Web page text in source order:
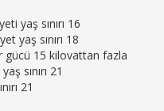
yaş sınırı 16
yaş sınırı 18
gücü 15 kilovattan fazla
sınırı 21
21